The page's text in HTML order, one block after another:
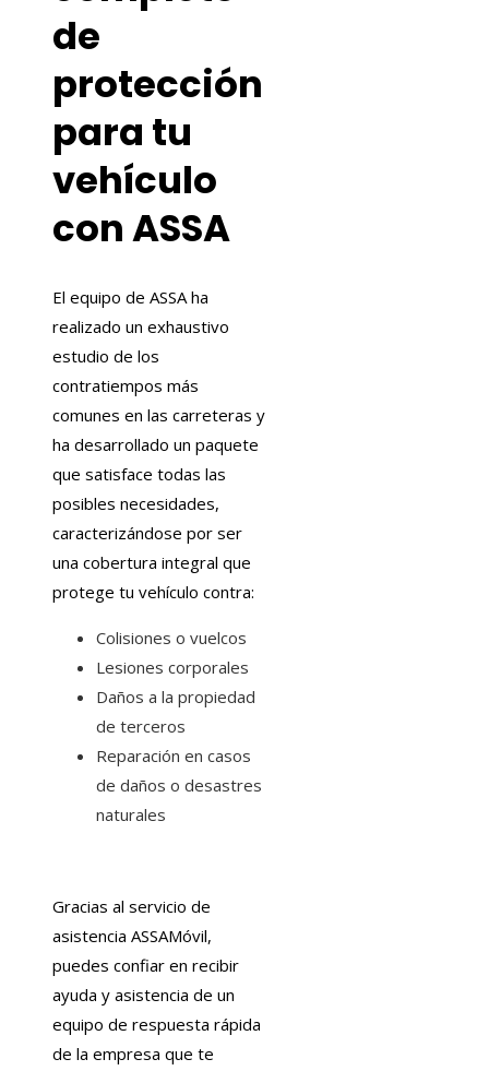
de
protección
para tu
vehículo
con ASSA
El equipo de ASSA ha
realizado un exhaustivo
estudio de los
contratiempos más
comunes en las carreteras y
ha desarrollado un paquete
que satisface todas las
posibles necesidades,
caracterizándose por ser
una cobertura integral que
protege tu vehículo contra:
Colisiones o vuelcos
Lesiones corporales
Daños a la propiedad
de terceros
Reparación en casos
de daños o desastres
naturales
Gracias al servicio de
asistencia ASSAMóvil,
puedes confiar en recibir
ayuda y asistencia de un
equipo de respuesta rápida
de la empresa que te